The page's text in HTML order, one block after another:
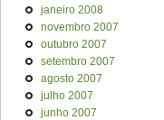
janeiro 2008
novembro 2007
outubro 2007
setembro 2007
agosto 2007
julho 2007
junho 2007